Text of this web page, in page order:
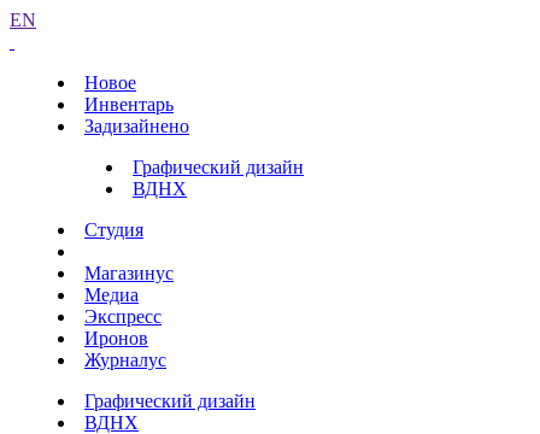
EN
Новое
Инвентарь
Задизайнено
Графический дизайн
ВДНХ
Студия
Магазинус
Медиа
Экспресс
Иронов
Журналус
Графический дизайн
ВДНХ